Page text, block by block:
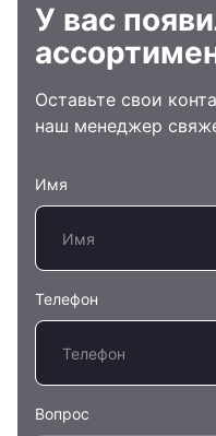
У вас
Оставьте свои
наш менеджер
Имя
Телефон
Вопрос